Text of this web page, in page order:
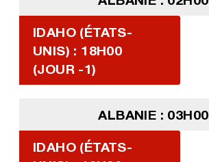
IDAHO (ÉTATS-
UNIS) : 18H00
(JOUR -1)
ALBANIE : 03H00
IDAHO (ÉTATS-